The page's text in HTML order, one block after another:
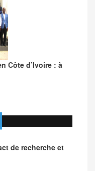
Côte d’Ivoire : à
de recherche et